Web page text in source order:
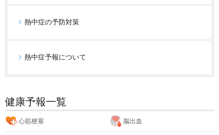
熱中症の予防対策
熱中症予報について
健康予報一覧
心筋梗塞 脳出血